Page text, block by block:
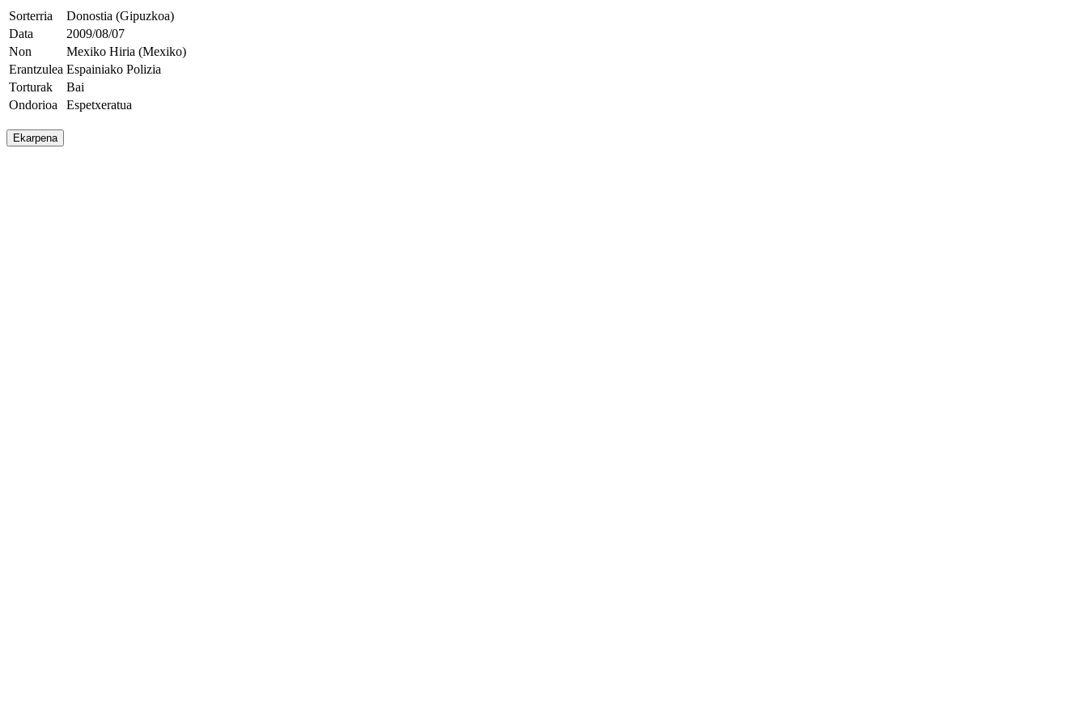
Sorterria
Donostia (Gipuzkoa)
Data
2009/08/07
Non
Mexiko Hiria (Mexiko)
Erantzulea Espainiako Polizia
Torturak
Bai
Ondorioa
Espetxeratua